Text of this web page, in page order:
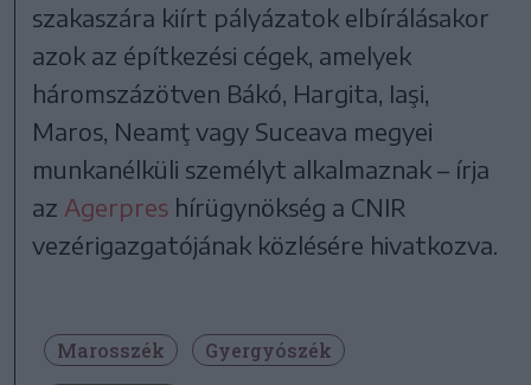
szakaszára kiírt pályázatok elbírálásakor
azok az építkezési cégek, amelyek
háromszázötven Bákó, Hargita, Iaşi,
Maros, Neamţ vagy Suceava megyei
munkanélküli személyt alkalmaznak – írja
az Agerpres hírügynökség a CNIR
vezérigazgatójának közlésére hivatkozva.
Marosszék
Gyergyószék